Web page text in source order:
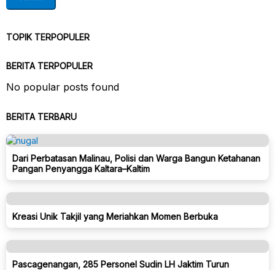
TOPIK TERPOPULER
BERITA TERPOPULER
No popular posts found
BERITA TERBARU
Dari Perbatasan Malinau, Polisi dan Warga Bangun Ketahanan
Pangan Penyangga Kaltara–Kaltim
Kreasi Unik Takjil yang Meriahkan Momen Berbuka
Pascagenangan, 285 Personel Sudin LH Jaktim Turun